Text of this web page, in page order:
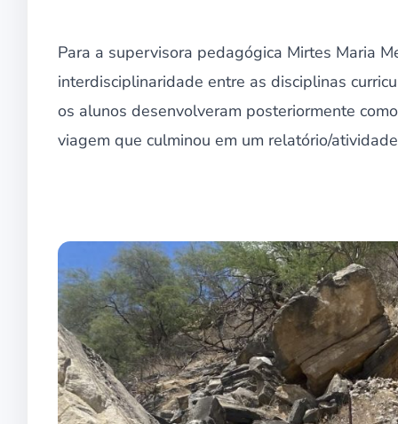
Para a supervisora pedagógica Mirtes Maria
interdisciplinaridade entre as disciplinas
os alunos desenvolveram posteriormente
viagem que culminou em um relatório/